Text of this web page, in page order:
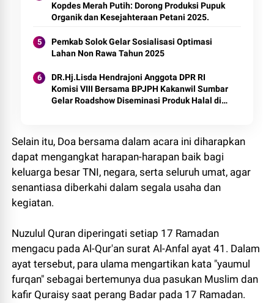
Kopdes Merah Putih: Dorong Produksi Pupuk
Organik dan Kesejahteraan Petani 2025.
Pemkab Solok Gelar Sosialisasi Optimasi
Lahan Non Rawa Tahun 2025
DR.Hj.Lisda Hendrajoni Anggota DPR RI
Komisi VIII Bersama BPJPH Kakanwil Sumbar
Gelar Roadshow Diseminasi Produk Halal di
Selain itu, Doa bersama dalam acara ini diharapkan
dapat mengangkat harapan-harapan baik bagi
keluarga besar TNI, negara, serta seluruh umat, agar
senantiasa diberkahi dalam segala usaha dan
kegiatan.
Nuzulul Quran diperingati setiap 17 Ramadan
mengacu pada Al-Qur'an surat Al-Anfal ayat 41. Dalam
ayat tersebut, para ulama mengartikan kata "yaumul
furqan" sebagai bertemunya dua pasukan Muslim dan
kafir Quraisy saat perang Badar pada 17 Ramadan.